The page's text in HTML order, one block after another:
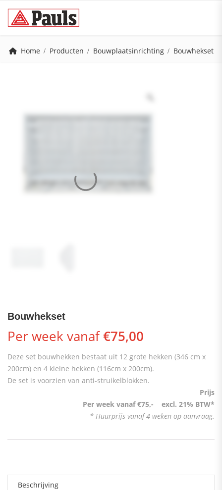
Home Producten Bouwplaatsinrichting Bouwhekset
Bouwhekset
Per week vanaf€75,00
Deze set bouwhekken bestaat uit 12 grote hekken (346 cm x
200cm) en 4 kleine hekken (116cm x 200cm).
De set is voorzien van anti-struikelblokken.
Prijs
Per week vanaf €75,- excl. 21% BTW*
* Huurprijs vanaf 4 weken op aanvraag.
Beschrijving